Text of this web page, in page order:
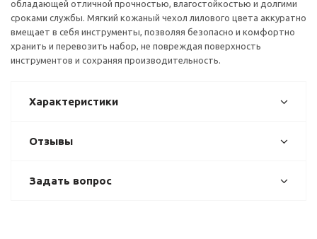
обладающей отличной прочностью, влагостойкостью и долгими
сроками службы. Мягкий кожаный чехол лилового цвета аккуратно
вмещает в себя инструменты, позволяя безопасно и комфортно
хранить и перевозить набор, не повреждая поверхность
инструментов и сохраняя производительность.
Характеристики
Отзывы
Задать вопрос